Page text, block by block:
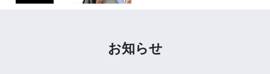
お知らせ